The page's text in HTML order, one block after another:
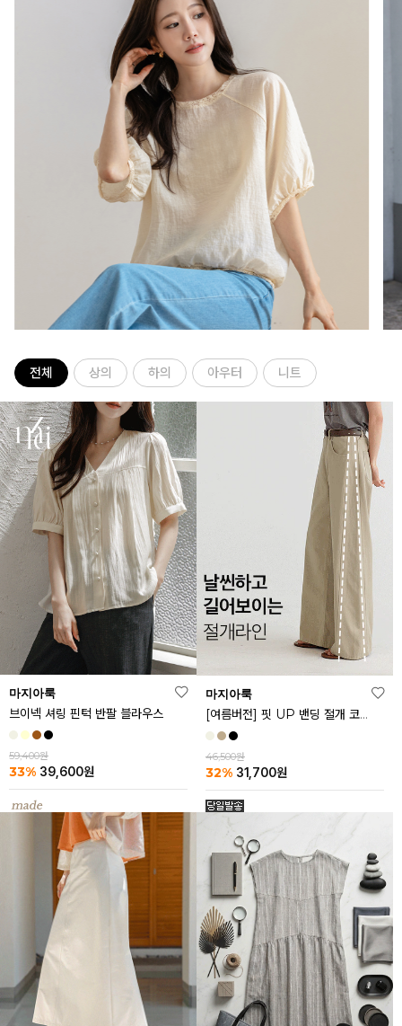
전체 상의 하의 아우터 니트
마지아룩
브이넥 셔링 핀턱 반팔 블라우스
59,400원
33% 39,600원
마지아룩
[여름버전] 핏 UP 밴딩 절개 코튼 팬츠
46,500원
32% 31,700원